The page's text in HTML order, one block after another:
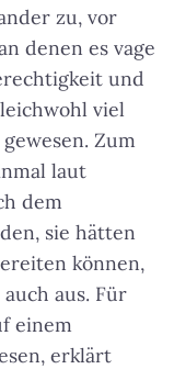
zu, vor
denen es vage
und
viel
Zum
laut
dem
sie hätten
können,
aus. Für
einem
erklärt